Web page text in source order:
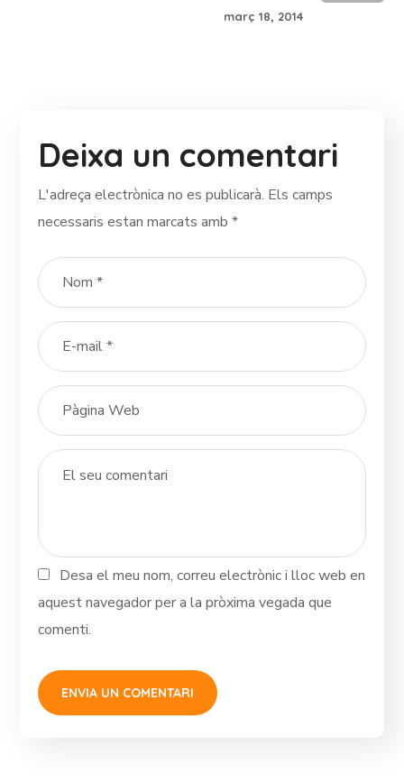
març 18, 2014
Deixa un comentari
L'adreça electrònica no es publicarà. Els camps
necessaris estan marcats amb*
Desa el meu nom, correu electrònic i lloc web en
aquest navegador per a la pròxima vegada que
comenti.